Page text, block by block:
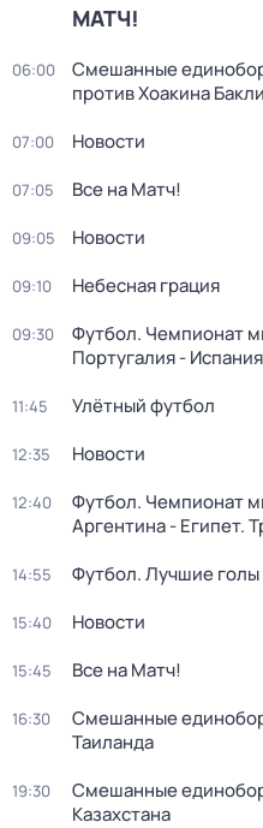
МАТЧ!
06:00
Смешанные
против Хоакина
07:00 Новости
07:05 Все на Матч!
09:05 Новости
09:10 Небесная грация
09:30
Футбол. Чемпионат
Португалия -
11:45 Улётный футбол
12:35 Новости
12:40
Футбол. Чемпионат
Аргентина - Египет.
14:55 Футбол. Лучшие
15:40 Новости
15:45 Все на Матч!
16:30
Смешанные
Таиланда
19:30
Смешанные
Казахстана